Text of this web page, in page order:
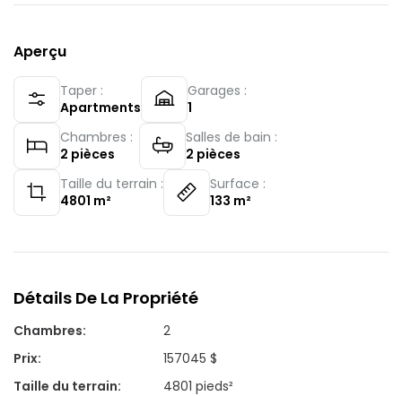
Aperçu
Taper :
Apartments
Garages :
1
Chambres :
2 pièces
Salles de bain :
2 pièces
Taille du terrain :
4801 m²
Surface :
133 m²
Détails De La Propriété
Chambres:
2
Prix:
157045 $
Taille du terrain: 4801 pieds²